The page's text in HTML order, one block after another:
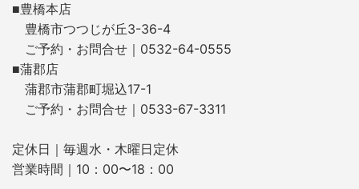
■豊橋本店
豊橋市つつじが丘3-36-4
ご予約・お問合せ｜0532-64-0555
■蒲郡店
蒲郡市蒲郡町堀込17-1
ご予約・お問合せ｜0533-67-3311
定休日｜毎週水・木曜日定休
営業時間｜10：00〜18：00